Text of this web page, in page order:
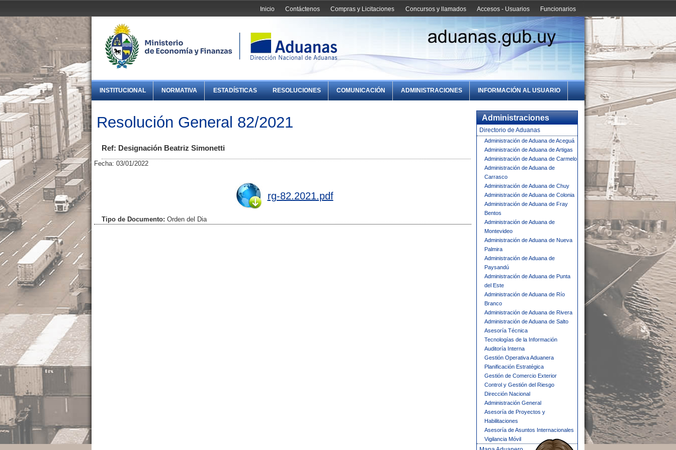
Funcionarios
Accesos - Usuarios
Concursos y llamados
Compras y Licitaciones
Contáctenos
Inicio
INSTITUCIONAL NORMATIVA ESTADÍSTICAS RESOLUCIONES COMUNICACIÓN ADMINISTRACIONES INFORMACIÓN AL USUARIO
Resolución General 82/2021
Ref: Designación Beatriz Simonetti
Fecha: 03/01/2022
rg-82.2021.pdf
Tipo de Documento: Orden del Dia
Administraciones
Directorio de Aduanas
Administración de Aduana de Aceguá
Administración de Aduana de Artigas
Administración de Aduana de Carmelo
Administración de Aduana de
Carrasco
Administración de Aduana de Chuy
Administración de Aduana de Colonia
Administración de Aduana de Fray
Bentos
Administración de Aduana de
Montevideo
Administración de Aduana de Nueva
Palmira
Administración de Aduana de
Paysandú
Administración de Aduana de Punta
del Este
Administración de Aduana de Río
Branco
Administración de Aduana de Rivera
Administración de Aduana de Salto
Asesoría Técnica
Tecnologías de la Información
Auditoría Interna
Gestión Operativa Aduanera
Planificación Estratégica
Gestión de Comercio Exterior
Control y Gestión del Riesgo
Dirección Nacional
Administración General
Asesoría de Proyectos y
Habilitaciones
Asesoría de Asuntos Internacionales
Vigilancia Móvil